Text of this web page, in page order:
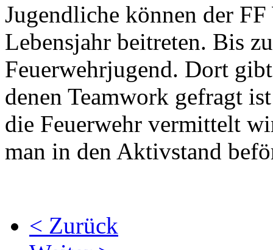
Jugendliche können der
Lebensjahr beitreten. Bis
Feuerwehrjugend. Dort
denen Teamwork gefragt
die Feuerwehr vermittelt
man in den Aktivstand
< Zurück